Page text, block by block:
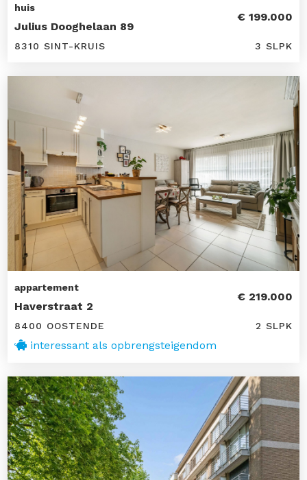
huis
Julius Dooghelaan 89
€ 199.000
8310 SINT-KRUIS 3 SLPK
appartement
Haverstraat 2
€ 219.000
8400 OOSTENDE 2 SLPK
interessant als opbrengsteigendom